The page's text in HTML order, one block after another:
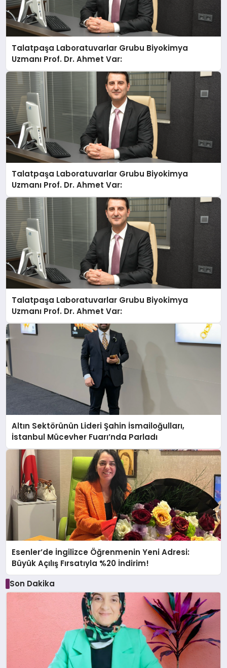
Talatpaşa Laboratuvarlar Grubu Biyokimya
Uzmanı Prof. Dr. Ahmet Var:
Talatpaşa Laboratuvarlar Grubu Biyokimya
Uzmanı Prof. Dr. Ahmet Var:
Talatpaşa Laboratuvarlar Grubu Biyokimya
Uzmanı Prof. Dr. Ahmet Var:
Altın Sektörünün Lideri Şahin İsmailoğulları,
İstanbul Mücevher Fuarı’nda Parladı ￼
Esenler’de İngilizce Öğrenmenin Yeni Adresi:
Büyük Açılış Fırsatıyla %20 İndirim!
Son Dakika